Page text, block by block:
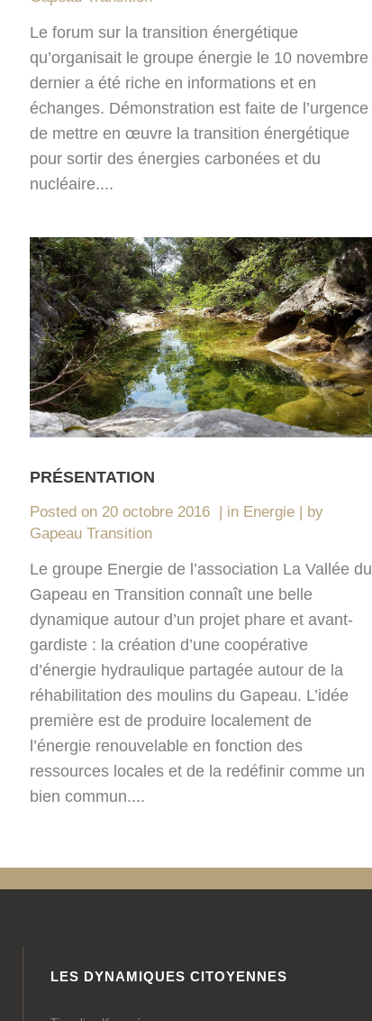
Le forum sur la transition énergétique
qu’organisait le groupe énergie le 10 novembre
dernier a été riche en informations et en
échanges. Démonstration est faite de l’urgence
de mettre en œuvre la transition énergétique
pour sortir des énergies carbonées et du
nucléaire....
PRÉSENTATION
Posted on 20 octobre 2016 in Energie
by
Gapeau Transition
Le groupe Energie de l’association La Vallée du
Gapeau en Transition connaît une belle
dynamique autour d’un projet phare et avant-
gardiste : la création d’une coopérative
d’énergie hydraulique partagée autour de la
réhabilitation des moulins du Gapeau. L’idée
première est de produire localement de
l’énergie renouvelable en fonction des
ressources locales et de la redéfinir comme un
bien commun....
LES DYNAMIQUES CITOYENNES